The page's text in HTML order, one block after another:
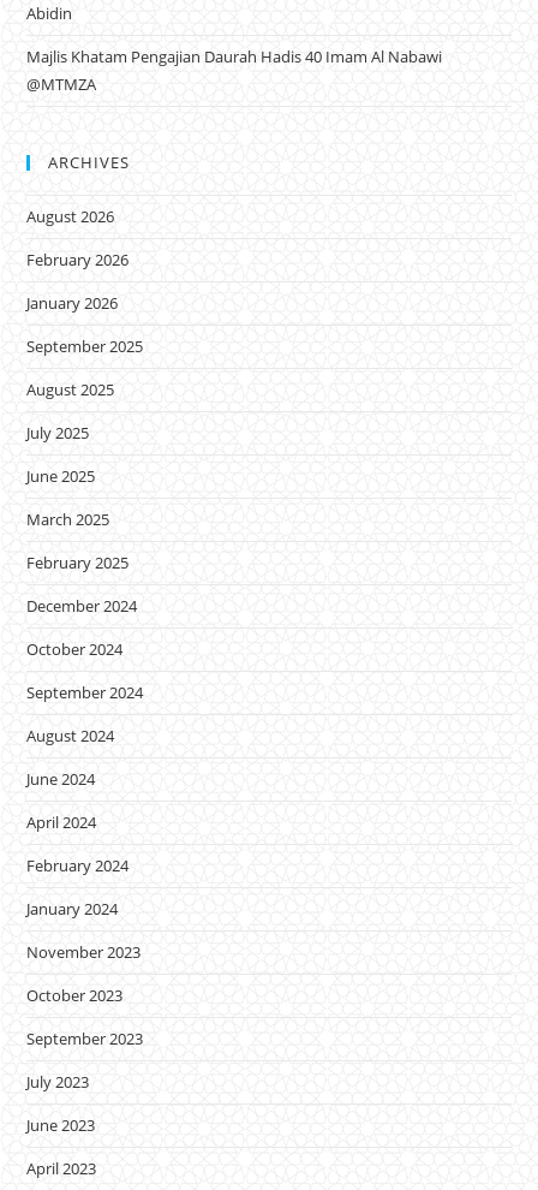
Abidin
Majlis Khatam Pengajian Daurah Hadis 40 Imam Al Nabawi
@MTMZA
ARCHIVES
August 2026
February 2026
January 2026
September 2025
August 2025
July 2025
June 2025
March 2025
February 2025
December 2024
October 2024
September 2024
August 2024
June 2024
April 2024
February 2024
January 2024
November 2023
October 2023
September 2023
July 2023
June 2023
April 2023